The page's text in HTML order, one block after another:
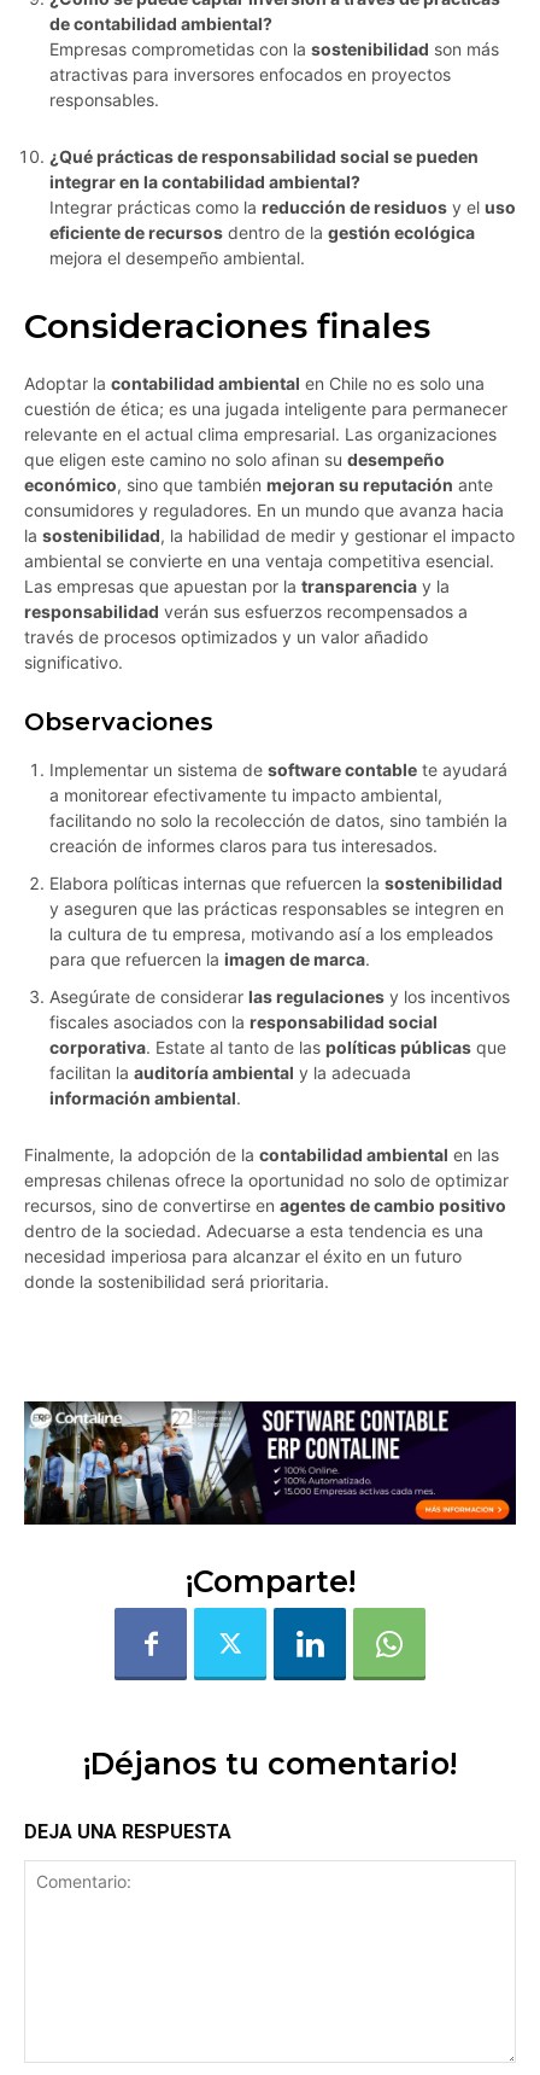
de contabilidad ambiental?
Empresas comprometidas con la sostenibilidad son más
atractivas para inversores enfocados en proyectos
responsables.
¿Qué prácticas de responsabilidad social se pueden
integrar en la contabilidad ambiental?
Integrar prácticas como la reducción de residuos y el uso
eficiente de recursos dentro de la gestión ecológica
mejora el desempeño ambiental.
Consideraciones finales
Adoptar la contabilidad ambiental en Chile no es solo una
cuestión de ética; es una jugada inteligente para permanecer
relevante en el actual clima empresarial. Las organizaciones
que eligen este camino no solo afinan su desempeño
económico, sino que también mejoran su reputación ante
consumidores y reguladores. En un mundo que avanza hacia
la sostenibilidad, la habilidad de medir y gestionar el impacto
ambiental se convierte en una ventaja competitiva esencial.
Las empresas que apuestan por la transparencia y la
responsabilidad verán sus esfuerzos recompensados a
través de procesos optimizados y un valor añadido
significativo.
Observaciones
Implementar un sistema de software contable te ayudará
a monitorear efectivamente tu impacto ambiental,
facilitando no solo la recolección de datos, sino también la
creación de informes claros para tus interesados.
Elabora políticas internas que refuercen la sostenibilidad
y aseguren que las prácticas responsables se integren en
la cultura de tu empresa, motivando así a los empleados
para que refuercen la imagen de marca.
Asegúrate de considerar las regulaciones y los incentivos
fiscales asociados con la responsabilidad social
corporativa. Estate al tanto de las políticas públicas que
facilitan la auditoría ambiental y la adecuada
información ambiental.
Finalmente, la adopción de la contabilidad ambiental en las
empresas chilenas ofrece la oportunidad no solo de optimizar
recursos, sino de convertirse en agentes de cambio positivo
dentro de la sociedad. Adecuarse a esta tendencia es una
necesidad imperiosa para alcanzar el éxito en un futuro
donde la sostenibilidad será prioritaria.
¡Comparte!
¡Déjanos tu comentario!
DEJA UNA RESPUESTA